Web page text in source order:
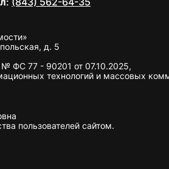
д. 5
ФС 77 - 90201 от 07.10.2025,
технологий и массовых
пользователей сайтом.